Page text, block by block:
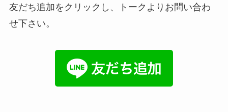
友だち追加をクリックし、トークよりお問い合わ
せ下さい。